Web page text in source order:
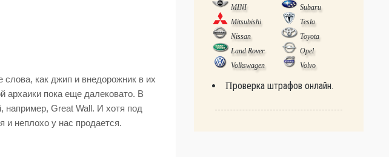
слова, как джип и внедорожник в их
архаики пока еще далековато. В
например, Great Wall. И хотя под
и неплохо у нас продается.
MINI
Subaru
Mitsubishi
Tesla
Nissan
Toyota
Land Rover
Opel
Volkswagen
Volvo
Проверка штрафов онлайн.